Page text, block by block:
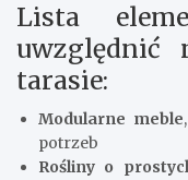
Lista
uwzględnić
tarasie:
Modularne meble
potrzeb
Rośliny o